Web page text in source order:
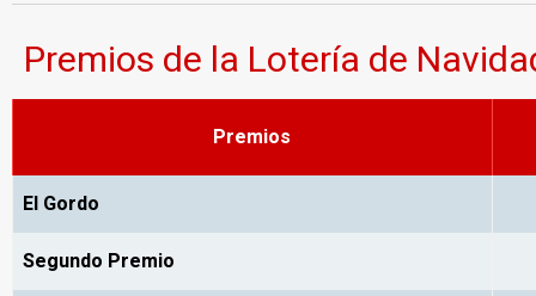
Premios de la Lotería de
Premios
El Gordo
Segundo Premio